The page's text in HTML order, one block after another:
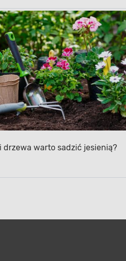
drzewa warto sadzić jesienią?